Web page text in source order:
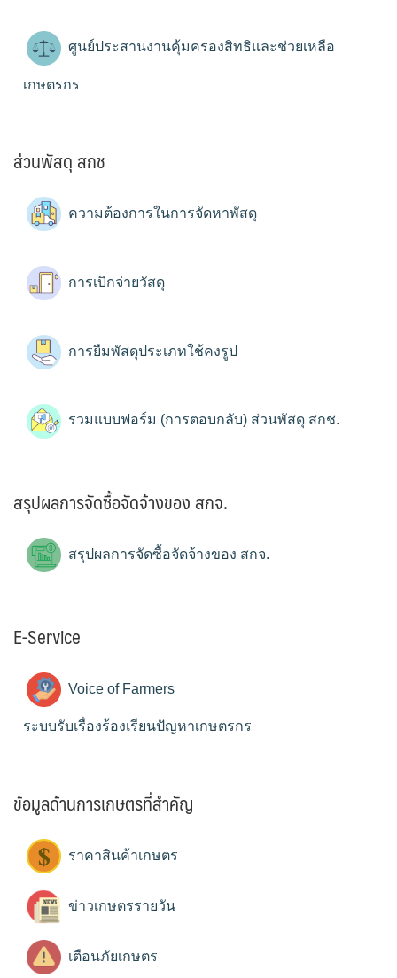
ศูนย์ประสานงานคุ้มครองสิทธิและช่วยเหลือ
เกษตรกร
ส่วนพัสดุ สกช
ความต้องการในการจัดหาพัสดุ
การเบิกจ่ายวัสดุ
การยืมพัสดุประเภทใช้คงรูป
รวมแบบฟอร์ม (การตอบกลับ) ส่วนพัสดุ สกช.
สรุปผลการจัดซื้อจัดจ้างของ สกจ.
สรุปผลการจัดซื้อจัดจ้างของ สกจ.
E-Service
Voice of Farmers
ระบบรับเรื่องร้องเรียนปัญหาเกษตรกร
ข้อมูลด้านการเกษตรที่สำคัญ
ราคาสินค้าเกษตร
ข่าวเกษตรรายวัน
เตือนภัยเกษตร